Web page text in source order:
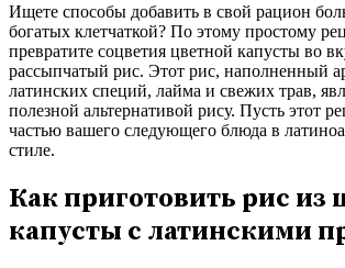
Ищете способы добавить в свой рацион
богатых клетчаткой? По этому простому
превратите соцветия цветной капусты во
рассыпчатый рис. Этот рис, наполненный
латинских специй, лайма и свежих трав,
полезной альтернативой рису. Пусть этот
частью вашего следующего блюда в
стиле.
Как приготовить рис из
капусты с латинскими